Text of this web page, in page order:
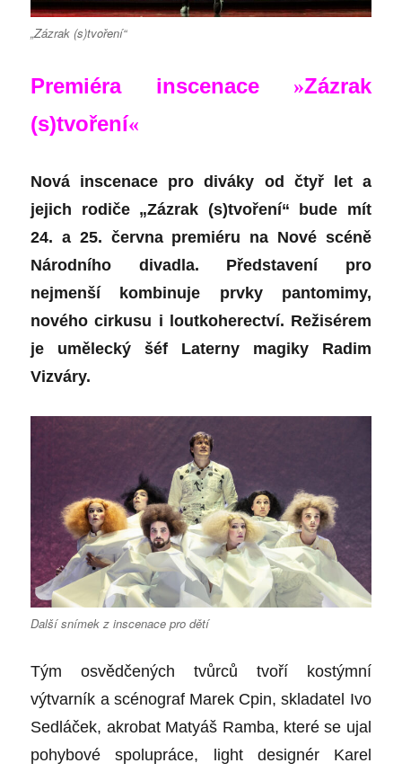
„Zázrak (s)tvoření“
Premiéra inscenace »Zázrak
(s)tvoření«
Nová inscenace pro diváky od čtyř let a
jejich rodiče „Zázrak (s)tvoření“ bude mít
24. a 25. června premiéru na Nové scéně
Národního divadla. Představení pro
nejmenší kombinuje prvky pantomimy,
nového cirkusu i loutkoherectví. Režisérem
je umělecký šéf Laterny magiky Radim
Vizváry.
Další snímek z inscenace pro dětí
Tým osvědčených tvůrců tvoří kostýmní
výtvarník a scénograf Marek Cpin, skladatel Ivo
Sedláček, akrobat Matyáš Ramba, které se ujal
pohybové spolupráce, light designér Karel